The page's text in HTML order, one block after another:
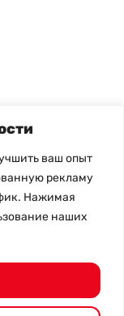
ваш опыт
рекламу
Нажимая
наших
офертой и
товара
Все права